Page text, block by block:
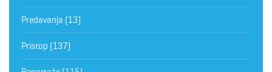
Predavanja (13)
Pristop (137)